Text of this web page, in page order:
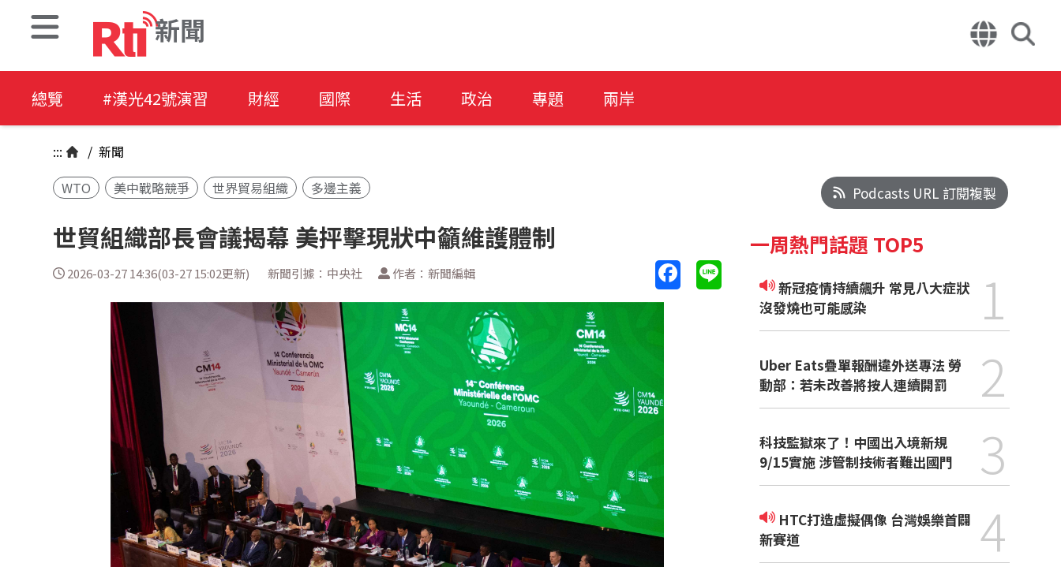
新聞
總覽 #漢光42號演習 財經 國際 生活 政治 專題 兩岸
::: / 新聞
WTO
美中戰略競爭 世界貿易組織 多邊主義
世貿組織部長會議揭幕 美抨擊現狀中籲維護體制
2026-03-27 14:36(03-27 15:02更新) 新聞引據：中央社 作者：新聞編輯
Podcasts URL 訂閱複製
一周熱門話題 TOP5
新冠疫情持續飆升 常見八大症狀
沒發燒也可能感染
1
Uber Eats疊單報酬違外送專法 勞
動部：若未改善將按人連續開罰
2
科技監獄來了！中國出入境新規
9/15實施 涉管制技術者難出國門
3
新賽道
4